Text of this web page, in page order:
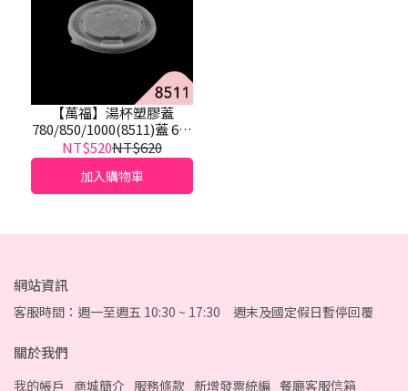
【萬福】湯杯塑膠蓋
780/850/1000(8511)蓋 600
入
NT$520NT$620
加入購物車
網站資訊
客服時間：週一至週五 10:30 ~ 17:30 週末及國定假日暫停回覆
關於我們
我的帳戶 商城簡介 服務條款 新增發票統編 餐廳客服信箱